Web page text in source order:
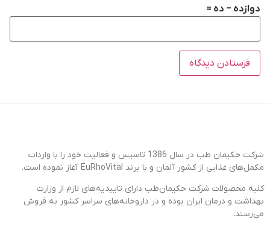
دوازده − ده =
شرکت حکیمان طب در سال 1386 تاسیس و فعالیت خود را با واردات
مکمل‌های غذایی از کشور آلمان و با برند EuRhoVital آغاز نموده است.
کلیه محصولات شرکت حکیمان‌طب دارای تاییدیه‌های لازم از وزارت
بهداشت و درمان ایران بوده و در داروخانه‌های سراسر کشور به فروش
می‌رسند.